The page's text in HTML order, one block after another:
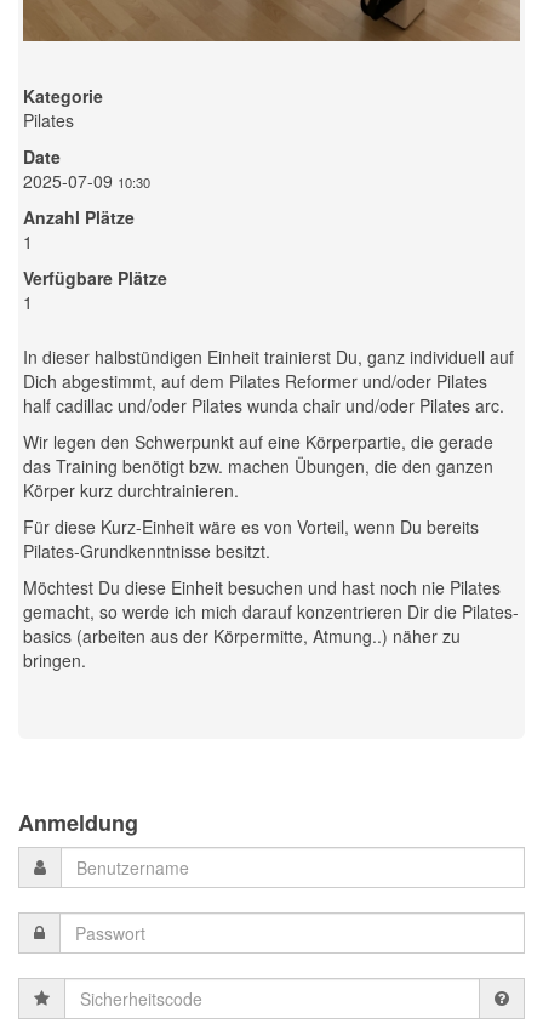
Kategorie
Pilates
Date
2025-07-09 10:30
Anzahl Plätze
1
Verfügbare Plätze
1
In dieser halbstündigen Einheit trainierst Du, ganz individuell auf
Dich abgestimmt, auf dem Pilates Reformer und/oder Pilates
half cadillac und/oder Pilates wunda chair und/oder Pilates arc.
Wir legen den Schwerpunkt auf eine Körperpartie, die gerade
das Training benötigt bzw. machen Übungen, die den ganzen
Körper kurz durchtrainieren.
Für diese Kurz-Einheit wäre es von Vorteil, wenn Du bereits
Pilates-Grundkenntnisse besitzt.
Möchtest Du diese Einheit besuchen und hast noch nie Pilates
gemacht, so werde ich mich darauf konzentrieren Dir die Pilates-
basics (arbeiten aus der Körpermitte, Atmung..) näher zu
bringen.
Anmeldung
Sicherheitscode